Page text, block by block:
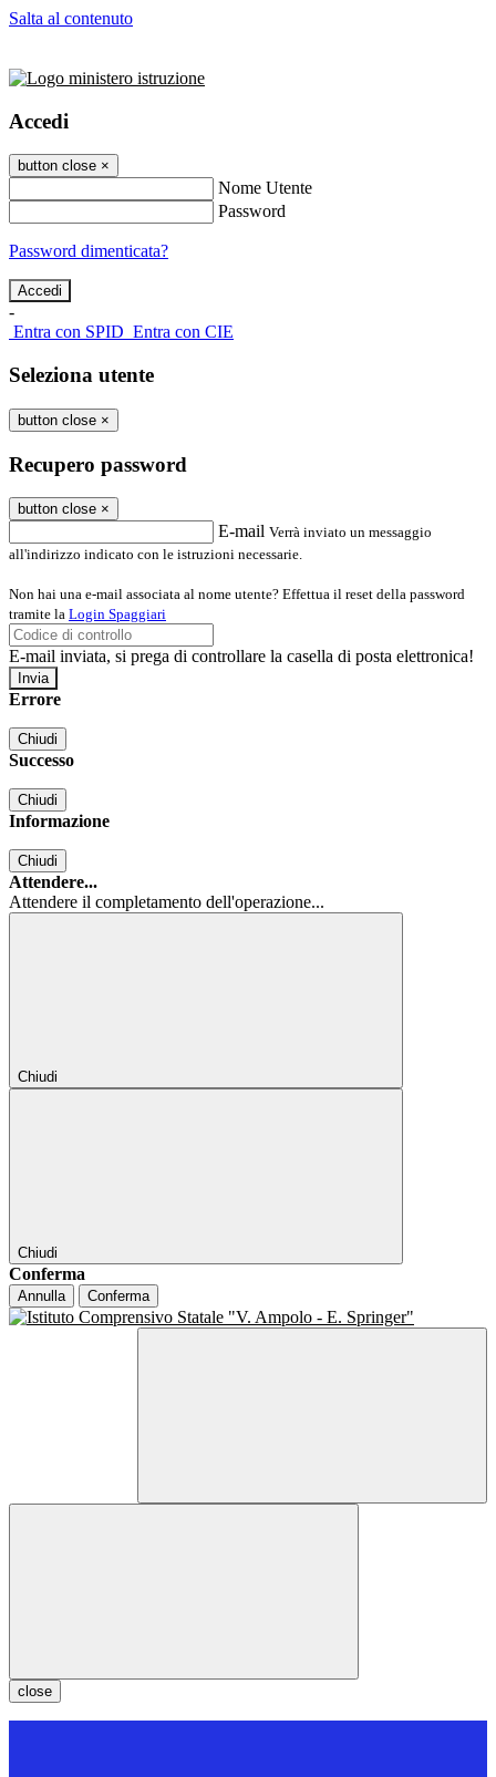
Salta al contenuto
Accedi
button close ×
Nome Utente
Password
Password dimenticata?
-
Entra con SPID Entra con CIE
Seleziona utente
button close ×
Recupero password
button close ×
E-mail Verrà inviato un messaggio
all'indirizzo indicato con le istruzioni necessarie.
Non hai una e-mail associata al nome utente? Effettua il reset della password
tramite la Login Spaggiari
E-mail inviata, si prega di controllare la casella di posta elettronica!
Errore
Chiudi
Successo
Chiudi
Informazione
Chiudi
Attendere...
Attendere il completamento dell'operazione...
Chiudi
Chiudi
Conferma
Annulla Conferma
close